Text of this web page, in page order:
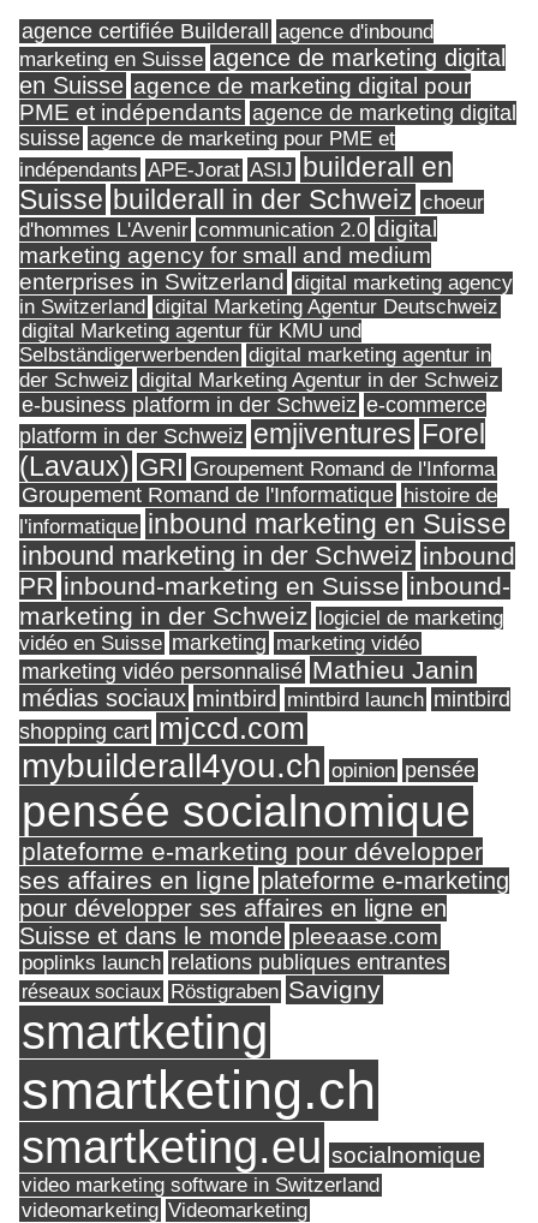
agence certifiée Builderall
agence d'inbound
marketing en Suisse agence de marketing digital
en Suisse agence de marketing digital pour
PME et indépendants agence de marketing digital
suisse agence de marketing pour PME et
indépendants APE-Jorat ASIJ builderall en
Suisse builderall in der Schweiz choeur
d'hommes L'Avenir communication 2.0 digital
marketing agency for small and medium
enterprises in Switzerland digital marketing agency
in Switzerland digital Marketing Agentur Deutschweiz
digital Marketing agentur für KMU und
Selbständigerwerbenden digital marketing agentur in
der Schweiz digital Marketing Agentur in der Schweiz
e-business platform in der Schweiz e-commerce
platform in der Schweiz emjiventures Forel
(Lavaux) GRI Groupement Romand de l'Informa
Groupement Romand de l'Informatique histoire de
l'informatique inbound marketing en Suisse
inbound marketing in der Schweiz inbound
PR inbound-marketing en Suisse inbound-
marketing in der Schweiz logiciel de marketing
vidéo en Suisse marketing marketing vidéo
marketing vidéo personnalisé Mathieu Janin
médias sociaux mintbird mintbird launch mintbird
shopping cart mjccd.com
mybuilderall4you.ch opinion pensée
pensée socialnomique
plateforme e-marketing pour développer
ses affaires en ligne plateforme e-marketing
pour développer ses affaires en ligne en
Suisse et dans le monde pleeaase.com
poplinks launch relations publiques entrantes
réseaux sociaux Röstigraben Savigny
smartketing
smartketing.ch
smartketing.eu socialnomique
video marketing software in Switzerland
videomarketing Videomarketing